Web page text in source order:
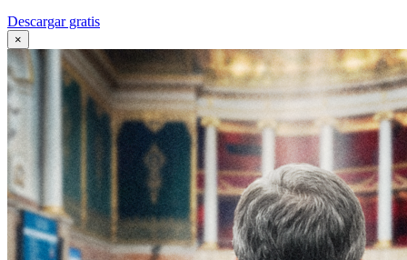
Descargar gratis
×